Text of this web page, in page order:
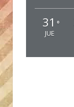
31 °
JUE